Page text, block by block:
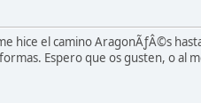
hice el camino AragonÃƒÂ©s
Espero que os gusten, o al